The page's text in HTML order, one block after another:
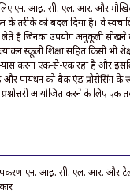
एन. आई. सी. एल. आर. और
के तरीके को बदल दिया है। वे
लेते हैं जिनका उपयोग अनुकूली
स्कूली शिक्षा सहित किसी भी
करना एक-से-एक रहा है और
और पायथन को बैक एंड प्रोसेसिंग
आयोजित करने के लिए एक
एन. आई. सी. एल. आर. और